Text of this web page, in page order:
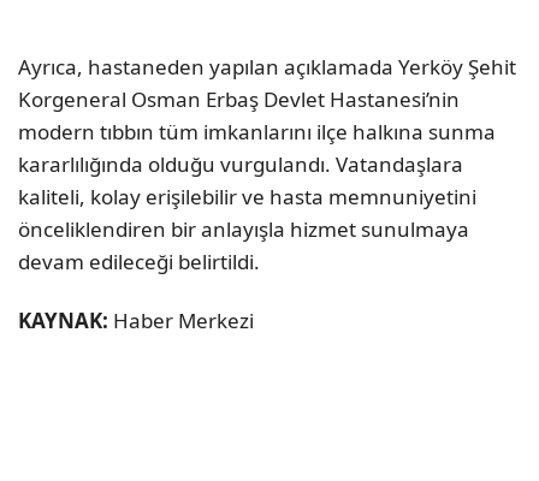
Ayrıca, hastaneden yapılan açıklamada Yerköy Şehit
Korgeneral Osman Erbaş Devlet Hastanesi’nin
modern tıbbın tüm imkanlarını ilçe halkına sunma
kararlılığında olduğu vurgulandı. Vatandaşlara
kaliteli, kolay erişilebilir ve hasta memnuniyetini
önceliklendiren bir anlayışla hizmet sunulmaya
devam edileceği belirtildi.
KAYNAK: Haber Merkezi